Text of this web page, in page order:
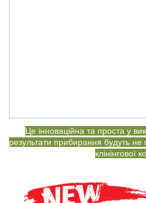
Це інноваційна та проста у
результати прибирання будуть не
клінінгової